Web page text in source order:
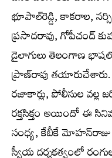
భూపాల్‌రెడ్డి, కాకరాల,
ప్రసాదరావు, గోపీచంద్
డైలాగులు తెలంగాణ
ప్రాణ్‌రావు
రజాకార్లు, పోలీసుల
రక్తసిక్తం అయిందో ఈ
సంధ్య, కేబీకే